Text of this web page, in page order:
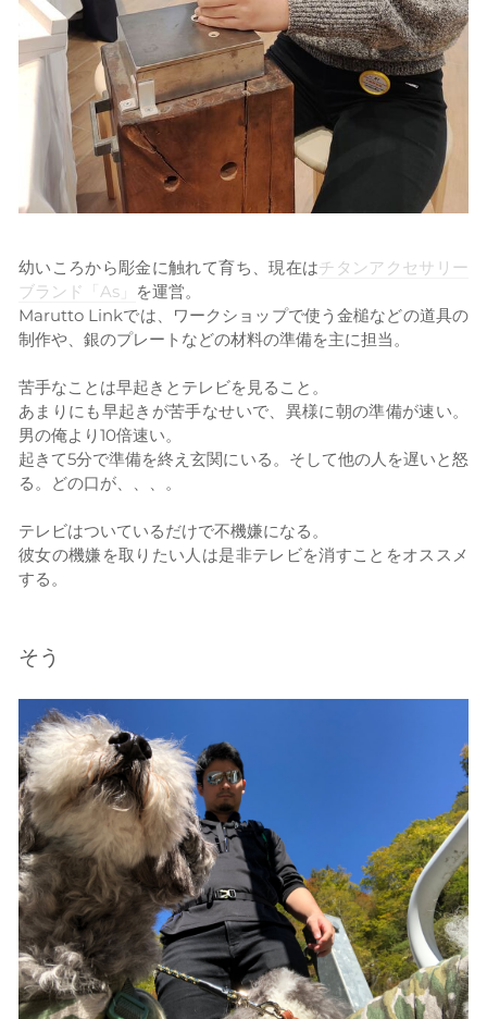
幼いころから彫金に触れて育ち、現在はチタンアクセサリー
ブランド「As」
を運営。
Marutto Linkでは、ワークショップで使う金槌などの道具の
制作や、銀のプレートなどの材料の準備を主に担当。
苦手なことは早起きとテレビを見ること。
あまりにも早起きが苦手なせいで、異様に朝の準備が速い。
男の俺より10倍速い。
起きて5分で準備を終え玄関にいる。そして他の人を遅いと怒
る。どの口が、、、。
テレビはついているだけで不機嫌になる。
彼女の機嫌を取りたい人は是非テレビを消すことをオススメ
する。
そう